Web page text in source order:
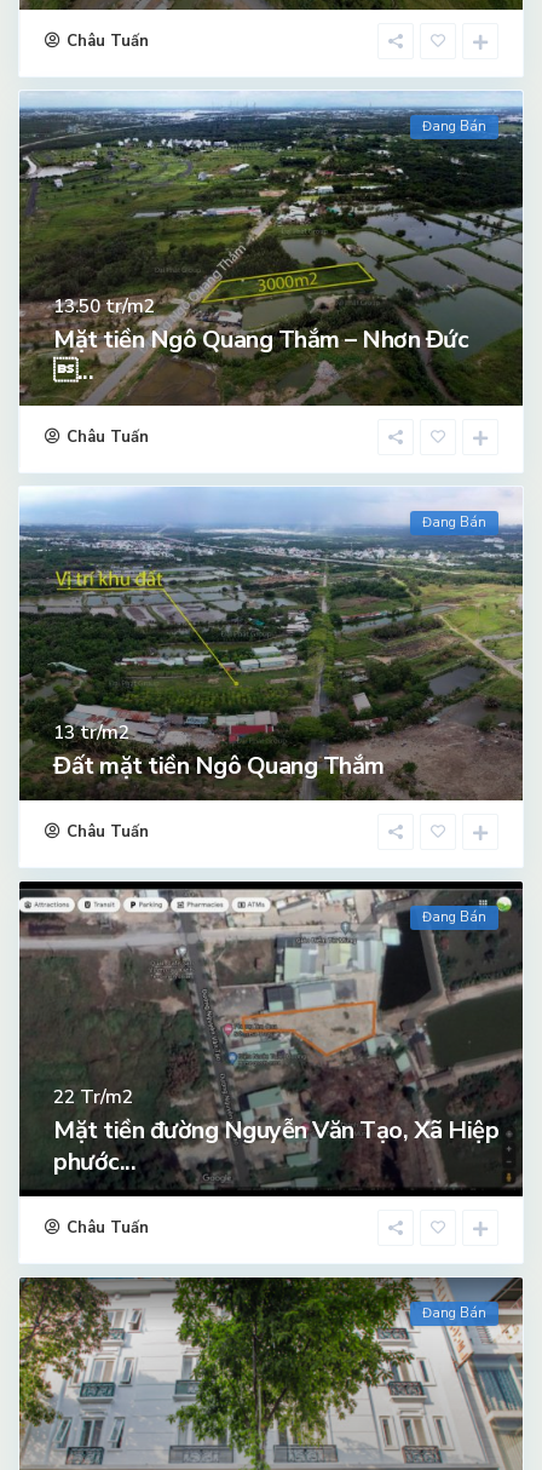
Châu Tuấn
Đang Bán
13.50tr/m2
Mặt tiền Ngô Quang Thắm – Nhơn Đức
...
Châu Tuấn
Đang Bán
13tr/m2
Đất mặt tiền Ngô Quang Thắm
Châu Tuấn
Đang Bán
22Tr/m2
Mặt tiền đường Nguyễn Văn Tạo, Xã Hiệp
phước...
Châu Tuấn
Đang Bán